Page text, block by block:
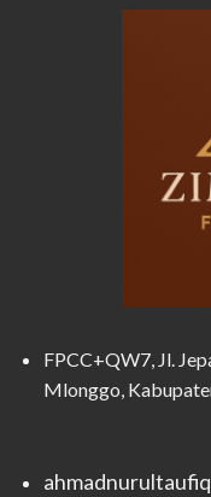
FPCC+QW7, Jl.
Mlonggo,